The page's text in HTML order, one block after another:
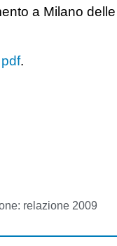
a Milano
.
relazione 2009